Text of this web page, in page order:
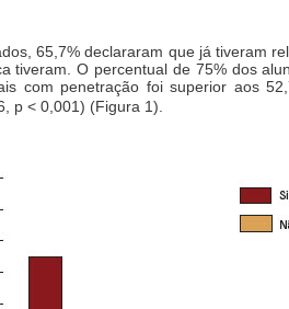
65,7% declararam que já tiveram
tiveram. O percentual de 75% dos
com penetração foi superior aos
p < 0,001) (Figura 1).